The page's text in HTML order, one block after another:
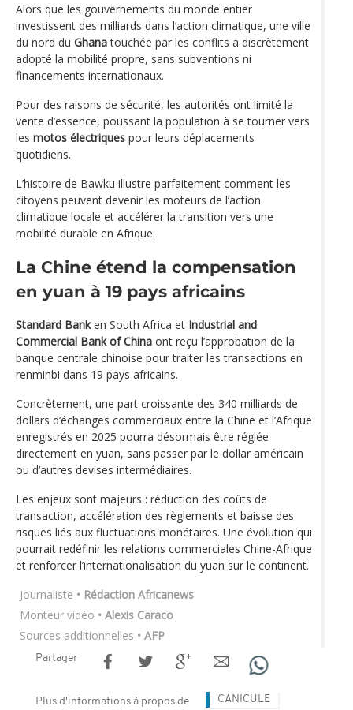
Alors que les gouvernements du monde entier
investissent des milliards dans l’action climatique, une ville
du nord du Ghanatouchée par les conflits a discrètement
adopté la mobilité propre, sans subventions ni
financements internationaux.
Pour des raisons de sécurité, les autorités ont limité la
vente d’essence, poussant la population à se tourner vers
les motos électriques pour leurs déplacements
quotidiens.
L’histoire de Bawku illustre parfaitement comment les
citoyens peuvent devenir les moteurs de l’action
climatique locale et accélérer la transition vers une
mobilité durable en Afrique.
La Chine étend la compensation
en yuan à 19 pays africains
Standard Banken South Africa et Industrial and
Commercial Bank of China ont reçu l’approbation de la
banque centrale chinoise pour traiter les transactions en
renminbi dans 19 pays africains.
Concrètement, une part croissante des 340 milliards de
dollars d’échanges commerciaux entre la Chine et l’Afrique
enregistrés en 2025 pourra désormais être réglée
directement en yuan, sans passer par le dollar américain
ou d’autres devises intermédiaires.
Les enjeux sont majeurs : réduction des coûts de
transaction, accélération des règlements et baisse des
risques liés aux fluctuations monétaires. Une évolution qui
pourrait redéfinir les relations commerciales Chine-Afrique
et renforcer l’internationalisation du yuan sur le continent.
Journaliste • Rédaction Africanews
Monteur vidéo • Alexis Caraco
Sources additionnelles • AFP
Partager
Plus d'informations à propos de CANICULE